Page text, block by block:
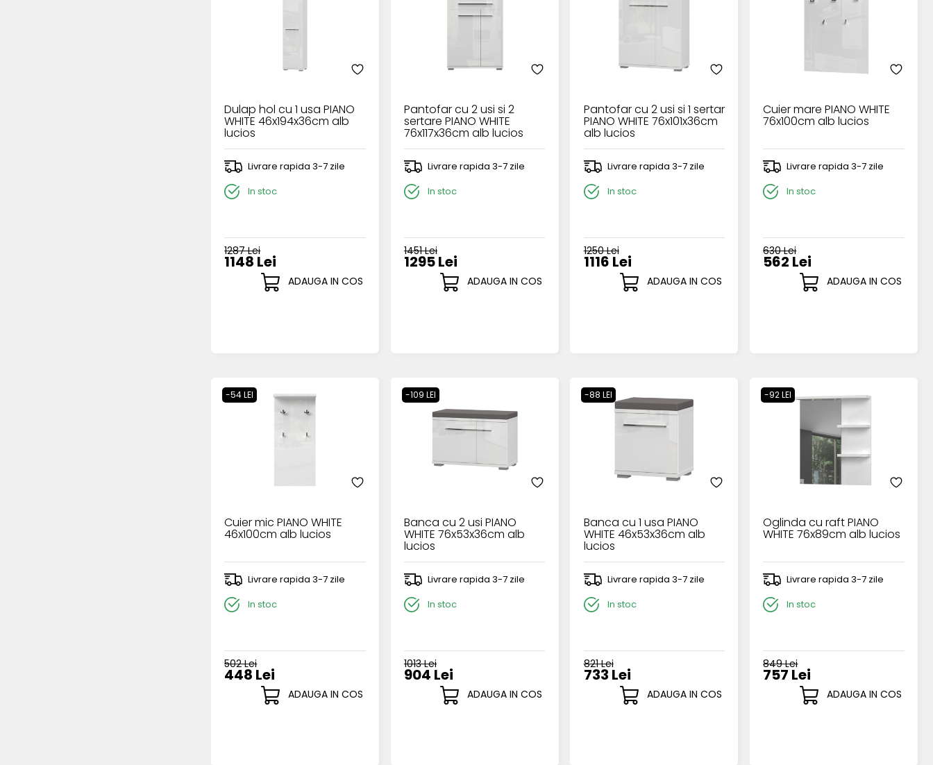
Dulap hol cu 1 usa PIANO
WHITE 46x194x36cm alb
lucios
Livrare rapida 3-7 zile
In stoc
1287 Lei
1148 Lei
ADAUGA IN COS
Pantofar cu 2 usi si 2
sertare PIANO WHITE
76x117x36cm alb lucios
Livrare rapida 3-7 zile
In stoc
1451 Lei
1295 Lei
ADAUGA IN COS
Pantofar cu 2 usi si 1 sertar
PIANO WHITE 76x101x36cm
alb lucios
Livrare rapida 3-7 zile
In stoc
1250 Lei
1116 Lei
ADAUGA IN COS
Cuier mare PIANO WHITE
76x100cm alb lucios
Livrare rapida 3-7 zile
In stoc
630 Lei
562 Lei
ADAUGA IN COS
-54 LEI
Cuier mic PIANO WHITE
46x100cm alb lucios
Livrare rapida 3-7 zile
In stoc
502 Lei
448 Lei
ADAUGA IN COS
-109 LEI
Banca cu 2 usi PIANO
WHITE 76x53x36cm alb
lucios
Livrare rapida 3-7 zile
In stoc
1013 Lei
904 Lei
ADAUGA IN COS
-88 LEI
Banca cu 1 usa PIANO
WHITE 46x53x36cm alb
lucios
Livrare rapida 3-7 zile
In stoc
821 Lei
733 Lei
ADAUGA IN COS
-92 LEI
Oglinda cu raft PIANO
WHITE 76x89cm alb lucios
Livrare rapida 3-7 zile
In stoc
849 Lei
757 Lei
ADAUGA IN COS